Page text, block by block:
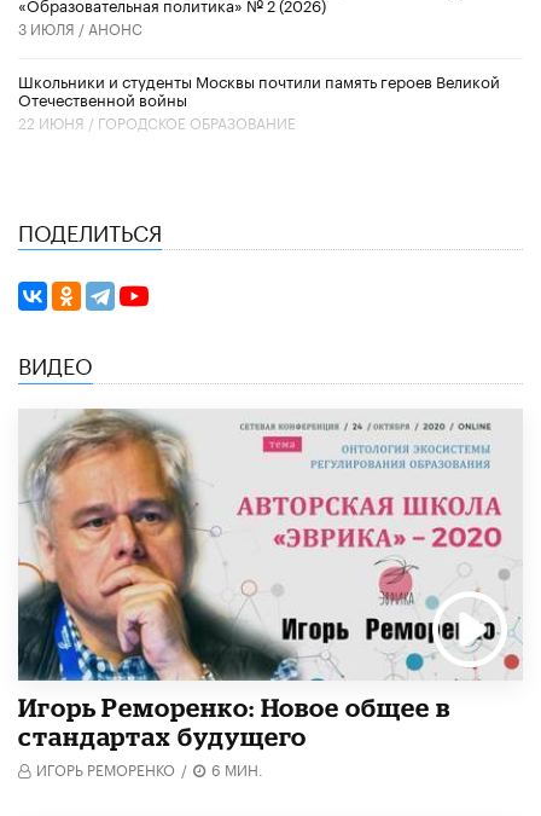
3 ИЮЛЯ / АНОНС
Школьники и студенты Москвы почтили память героев Великой
Отечественной войны
22 ИЮНЯ / ГОРОДСКОЕ ОБРАЗОВАНИЕ
ПОДЕЛИТЬСЯ
ВИДЕО
Игорь Реморенко: Новое общее в
стандартах будущего
ИГОРЬ РЕМОРЕНКО / 6 МИН.